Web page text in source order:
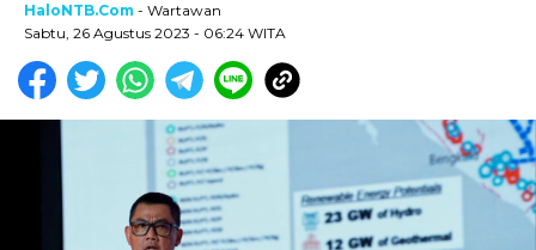
HaloNTB.com - Wartawan
Sabtu, 26 Agustus 2023 - 06:24 WITA